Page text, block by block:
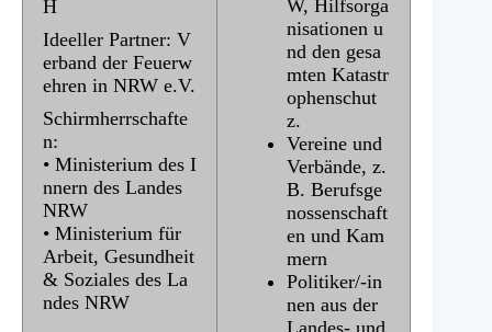
H
Ideeller Partner: V
erband der Feuerw
ehren in NRW e.V.
Schirmherrschafte
n:
• Ministerium des I
nnern des Landes
NRW
• Ministerium für
Arbeit, Gesundheit
& Soziales des La
ndes NRW
W, Hilfsorga
nisationen u
nd den gesa
mten Katastr
ophenschut
z.
Vereine und
Verbände, z.
B. Berufsge
nossenschaft
en und Kam
mern
Politiker/-in
nen aus der
Landes- und